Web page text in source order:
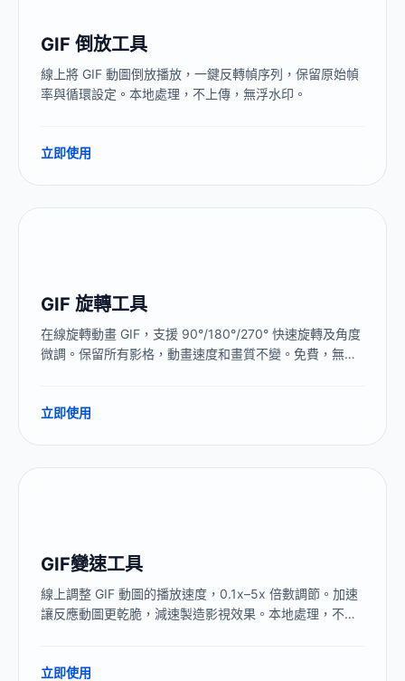
GIF 倒放工具
線上將 GIF 動圖倒放播放，一鍵反轉幀序列，保留原始幀
率與循環設定。本地處理，不上傳，無浮水印。
立即使用
GIF 旋轉工具
在線旋轉動畫 GIF，支援 90°/180°/270° 快速旋轉及角度
微調。保留所有影格，動畫速度和畫質不變。免費，無浮
立即使用
GIF變速工具
線上調整 GIF 動圖的播放速度，0.1x–5x 倍數調節。加速
讓反應動圖更乾脆，減速製造影視效果。本地處理，不上
立即使用